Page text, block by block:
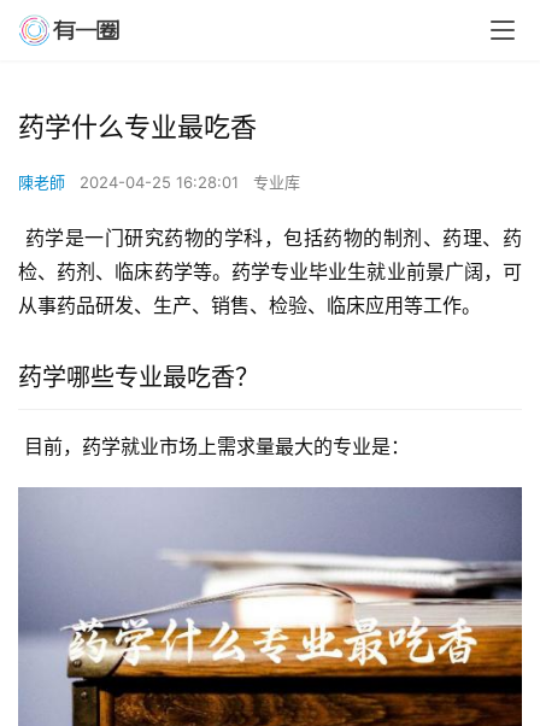
药学什么专业最吃香
陳老師 2024-04-25 16:28:01 专业库
检、药剂、临床药学等。药学专业毕业生就业前景广阔，可
从事药品研发、生产、销售、检验、临床应用等工作。
药学哪些专业最吃香？
目前，药学就业市场上需求量最大的专业是：